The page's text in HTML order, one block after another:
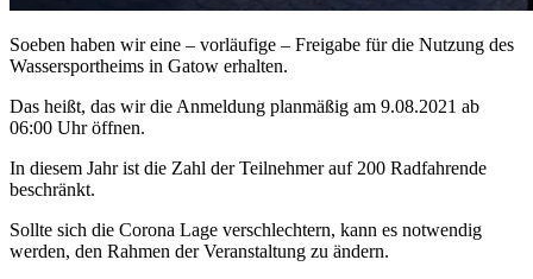
Soeben haben wir eine – vorläufige – Freigabe für die Nutzung des
Wassersportheims in Gatow erhalten.
Das heißt, das wir die Anmeldung planmäßig am 9.08.2021 ab
06:00 Uhr öffnen.
In diesem Jahr ist die Zahl der Teilnehmer auf 200 Radfahrende
beschränkt.
Sollte sich die Corona Lage verschlechtern, kann es notwendig
werden, den Rahmen der Veranstaltung zu ändern.